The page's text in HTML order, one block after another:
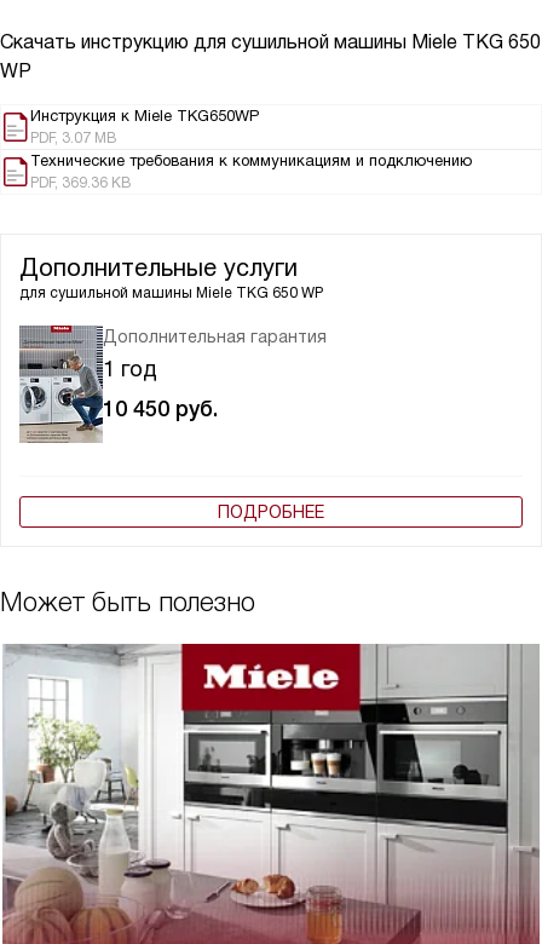
Скачать инструкцию для сушильной машины Miele TKG 650
WP
Инструкция к Miele TKG650WP
PDF, 3.07 MB
Технические требования к коммуникациям и подключению
PDF, 369.36 KB
Дополнительные услуги
для сушильной машины Miele TKG 650 WP
Дополнительная гарантия
1 год
10 450 руб.
ПОДРОБНЕЕ
Может быть полезно